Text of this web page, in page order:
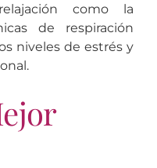
como la
de respiración
niveles de estrés y